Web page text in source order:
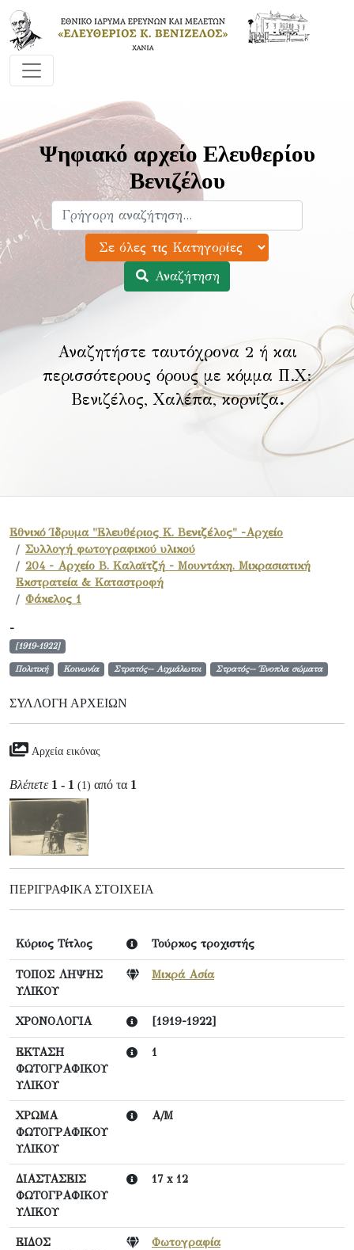
Ψηφιακό αρχείο Ελευθερίου
Βενιζέλου
Αναζήτηση
Αναζητήστε ταυτόχρονα 2 ή και
περισσότερους όρους με κόμμα Π.Χ:
Βενιζέλος, Χαλέπα, κορνίζα.
Εθνικό Ίδρυμα "Ελευθέριος Κ. Βενιζέλος" -Αρχείο
Συλλογή φωτογραφικού υλικού
204 - Αρχείο Β. Καλαϊτζή - Μουντάκη. Μικρασιατική
Εκστρατεία & Καταστροφή
Φάκελος 1
-
[1919-1922]
Πολιτική Κοινωνία Στρατός-- Αιχμάλωτοι Στρατός-- Ένοπλα σώματα
ΣΥΛΛΟΓΉ ΑΡΧΕΊΩΝ
Αρχεία εικόνας
Βλέπετε 1 - 1 (1) από τα 1
ΠΕΡΙΓΡΑΦΙΚΆ ΣΤΟΙΧΕΊΑ
Κύριος Τίτλος Τούρκος τροχιστής
ΤΟΠΟΣ ΛΗΨΗΣ
ΥΛΙΚΟΥ
Μικρά Ασία
ΧΡΟΝΟΛΟΓΙΑ [1919-1922]
ΕΚΤΑΣΗ
ΦΩΤΟΓΡΑΦΙΚΟΥ
ΥΛΙΚΟΥ
1
ΧΡΩΜΑ
ΦΩΤΟΓΡΑΦΙΚΟΥ
ΥΛΙΚΟΥ
Α/Μ
ΔΙΑΣΤΑΣΕΙΣ
ΦΩΤΟΓΡΑΦΙΚΟΥ
ΥΛΙΚΟΥ
17 x 12
ΕΙΔΟΣ
Φωτογραφία